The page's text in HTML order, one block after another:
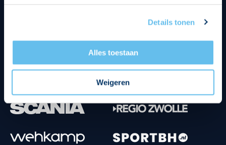
Details tonen
Alles toestaan
Weigeren